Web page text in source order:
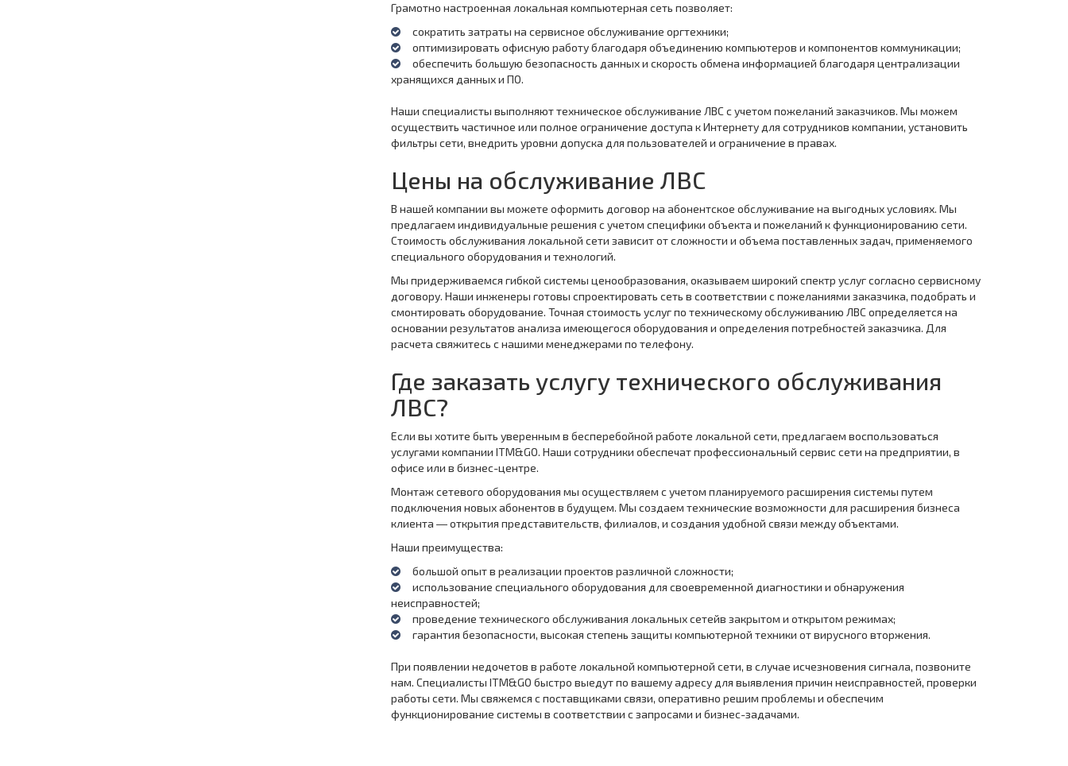
Грамотно настроенная локальная компьютерная сеть позволяет:
сократить затраты на сервисное обслуживание оргтехники;
оптимизировать офисную работу благодаря объединению компьютеров и компонентов коммуникации;
обеспечить большую безопасность данных и скорость обмена информацией благодаря централизации
хранящихся данных и ПО.
Наши специалисты выполняют техническое обслуживание ЛВС с учетом пожеланий заказчиков. Мы можем
осуществить частичное или полное ограничение доступа к Интернету для сотрудников компании, установить
фильтры сети, внедрить уровни допуска для пользователей и ограничение в правах.
Цены на обслуживание ЛВС
В нашей компании вы можете оформить договор на абонентское обслуживание на выгодных условиях. Мы
предлагаем индивидуальные решения с учетом специфики объекта и пожеланий к функционированию сети.
Стоимость обслуживания локальной сети зависит от сложности и объема поставленных задач, применяемого
специального оборудования и технологий.
Мы придерживаемся гибкой системы ценообразования, оказываем широкий спектр услуг согласно сервисному
договору. Наши инженеры готовы спроектировать сеть в соответствии с пожеланиями заказчика, подобрать и
смонтировать оборудование. Точная стоимость услуг по техническому обслуживанию ЛВС определяется на
основании результатов анализа имеющегося оборудования и определения потребностей заказчика. Для
расчета свяжитесь с нашими менеджерами по телефону.
Где заказать услугу технического обслуживания
ЛВС?
Если вы хотите быть уверенным в бесперебойной работе локальной сети, предлагаем воспользоваться
услугами компании ITM&GO. Наши сотрудники обеспечат профессиональный сервис сети на предприятии, в
офисе или в бизнес-центре.
Монтаж сетевого оборудования мы осуществляем с учетом планируемого расширения системы путем
подключения новых абонентов в будущем. Мы создаем технические возможности для расширения бизнеса
клиента ― открытия представительств, филиалов, и создания удобной связи между объектами.
Наши преимущества:
большой опыт в реализации проектов различной сложности;
использование специального оборудования для своевременной диагностики и обнаружения
неисправностей;
проведение технического обслуживания локальных сетейв закрытом и открытом режимах;
гарантия безопасности, высокая степень защиты компьютерной техники от вирусного вторжения.
При появлении недочетов в работе локальной компьютерной сети, в случае исчезновения сигнала, позвоните
нам. Специалисты ITM&GO быстро выедут по вашему адресу для выявления причин неисправностей, проверки
работы сети. Мы свяжемся с поставщиками связи, оперативно решим проблемы и обеспечим
функционирование системы в соответствии с запросами и бизнес-задачами.